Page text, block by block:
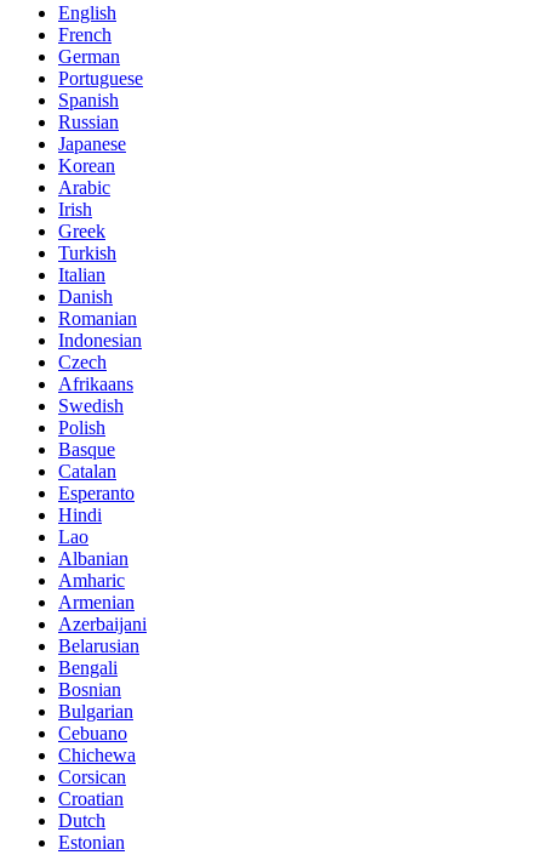
English
French
German
Portuguese
Spanish
Russian
Japanese
Korean
Arabic
Irish
Greek
Turkish
Italian
Danish
Romanian
Indonesian
Czech
Afrikaans
Swedish
Polish
Basque
Catalan
Esperanto
Hindi
Lao
Albanian
Amharic
Armenian
Azerbaijani
Belarusian
Bengali
Bosnian
Bulgarian
Cebuano
Chichewa
Corsican
Croatian
Dutch
Estonian